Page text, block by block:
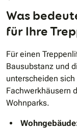
Was
für Ihre
Für einen
Bausubstanz und
unterscheiden
Fachwerkhäusern
Wohnparks.